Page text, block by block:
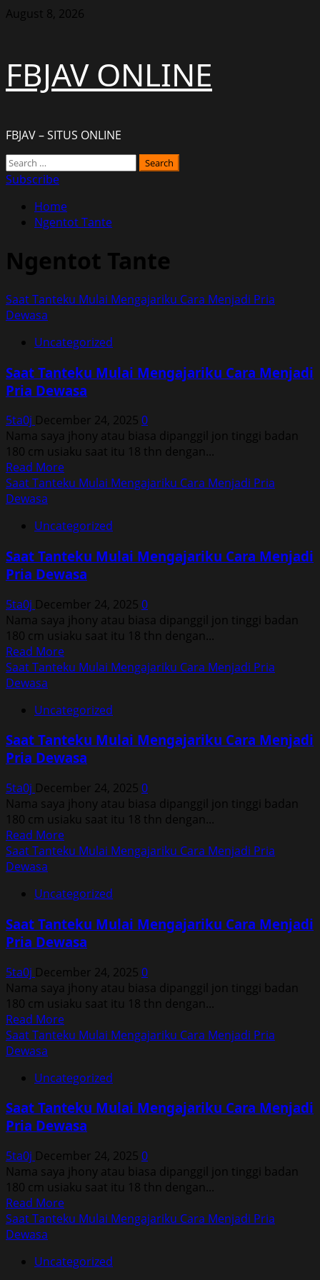
Skip
August 8, 2026
FBJAV ONLINE
FBJAV – SITUS ONLINE
Primary
Menu
Search
for:
Subscribe
Home
Ngentot Tante
Ngentot Tante
Saat Tanteku Mulai Mengajariku Cara Menjadi Pria
Dewasa
Uncategorized
Saat Tanteku Mulai Mengajariku Cara Menjadi
Pria Dewasa
5ta0j December 24, 2025 0
Nama saya jhony atau biasa dipanggil jon tinggi badan
180 cm usiaku saat itu 18 thn dengan...
Read MoreRead
more
Tanteku
Mengajariku
Cara
Pria
Dewasa
Saat Tanteku Mulai Mengajariku Cara Menjadi Pria
Dewasa
Uncategorized
Saat Tanteku Mulai Mengajariku Cara Menjadi
Pria Dewasa
5ta0j December 24, 2025 0
Nama saya jhony atau biasa dipanggil jon tinggi badan
180 cm usiaku saat itu 18 thn dengan...
Read MoreRead
more
Tanteku
Mengajariku
Cara
Pria
Dewasa
Saat Tanteku Mulai Mengajariku Cara Menjadi Pria
Dewasa
Uncategorized
Saat Tanteku Mulai Mengajariku Cara Menjadi
Pria Dewasa
5ta0j December 24, 2025 0
Nama saya jhony atau biasa dipanggil jon tinggi badan
180 cm usiaku saat itu 18 thn dengan...
Read MoreRead
more
Tanteku
Mengajariku
Cara
Pria
Dewasa
Saat Tanteku Mulai Mengajariku Cara Menjadi Pria
Dewasa
Uncategorized
Saat Tanteku Mulai Mengajariku Cara Menjadi
Pria Dewasa
5ta0j December 24, 2025 0
Nama saya jhony atau biasa dipanggil jon tinggi badan
180 cm usiaku saat itu 18 thn dengan...
Read MoreRead
more
Tanteku
Mengajariku
Cara
Pria
Dewasa
Saat Tanteku Mulai Mengajariku Cara Menjadi Pria
Dewasa
Uncategorized
Saat Tanteku Mulai Mengajariku Cara Menjadi
Pria Dewasa
5ta0j December 24, 2025 0
Nama saya jhony atau biasa dipanggil jon tinggi badan
180 cm usiaku saat itu 18 thn dengan...
Read MoreRead
more
Tanteku
Saat Tanteku Mulai Mengajariku Cara Menjadi Pria
Dewasa
Uncategorized